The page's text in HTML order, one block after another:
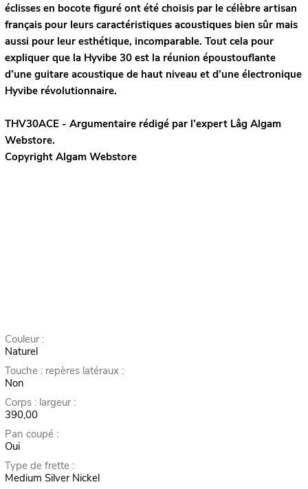
éclisses en bocote figuré ont été choisis par le célèbre artisan
français pour leurs caractéristiques acoustiques bien sûr mais
aussi pour leur esthétique, incomparable. Tout cela pour
expliquer que la Hyvibe 30 est la réunion époustouflante
d’une guitare acoustique de haut niveau et d’une électronique
Hyvibe révolutionnaire.
THV30ACE - Argumentaire rédigé par l’expert LâgAlgam
Webstore.
Copyright Algam Webstore
Couleur :
Naturel
Touche : repères latéraux :
Non
Corps : largeur :
390,00
Pan coupé :
Oui
Type de frette :
Medium Silver Nickel